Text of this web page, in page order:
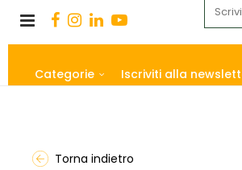
Categorie Iscriviti alla
Torna indietro